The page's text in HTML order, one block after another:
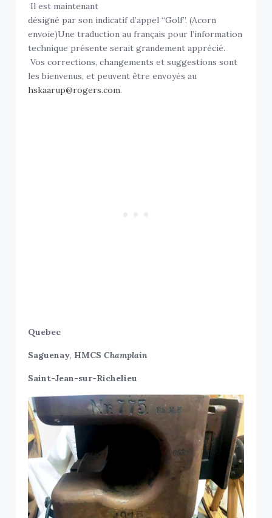
Il est maintenant
désigné par son indicatif d’appel “Golf”. (Acorn
envoie)Une traduction au français pour l’information
technique présente serait grandement apprécié.
Vos corrections, changements et suggestions sont
les bienvenus, et peuvent être envoyés au
hskaarup@rogers.com.
Quebec
Saguenay, HMCSChamplain
Saint-Jean-sur-Richelieu